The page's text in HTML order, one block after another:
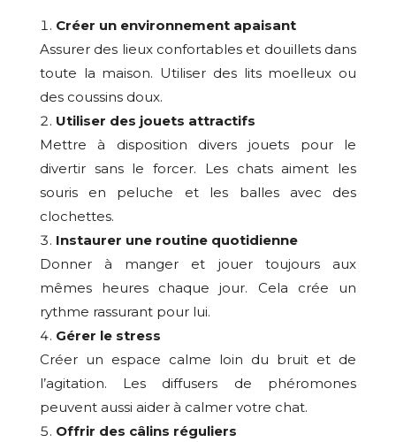
Créer un environnement apaisant
Assurer des lieux confortables et douillets dans
toute la maison. Utiliser des lits moelleux ou
des coussins doux.
Utiliser des jouets attractifs
Mettre à disposition divers jouets pour le
divertir sans le forcer. Les chats aiment les
souris en peluche et les balles avec des
clochettes.
Instaurer une routine quotidienne
Donner à manger et jouer toujours aux
mêmes heures chaque jour. Cela crée un
rythme rassurant pour lui.
Gérer le stress
Créer un espace calme loin du bruit et de
l’agitation. Les diffusers de phéromones
peuvent aussi aider à calmer votre chat.
Offrir des câlins réguliers